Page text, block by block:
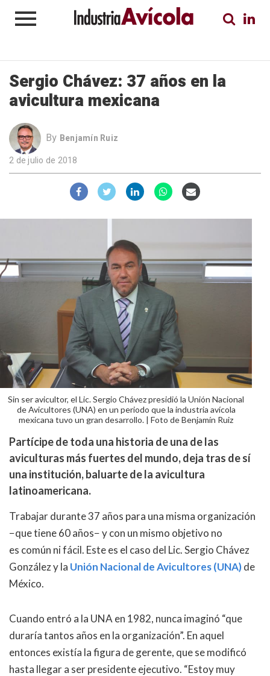
Sergio Chávez: 37 años en la
avicultura mexicana
By Benjamín Ruiz
2 de julio de 2018
Sin ser avicultor, el Lic. Sergio Chávez presidió la Unión Nacional
de Avicultores (UNA) en un periodo que la industria avícola
mexicana tuvo un gran desarrollo. | Foto de Benjamín Ruiz
Partícipe de toda una historia de una de las
aviculturas más fuertes del mundo, deja tras de sí
una institución, baluarte de la avicultura
latinoamericana.
Trabajar durante 37 años para una misma organización
−que tiene 60 años− y con un mismo objetivo no
es común ni fácil. Este es el caso del Lic. Sergio Chávez
González y la Unión Nacional de Avicultores (UNA)de
México.
Cuando entró a la UNA en 1982, nunca imaginó “que
duraría tantos años en la organización”. En aquel
entonces existía la figura de gerente, que se modificó
hasta llegar a ser presidente ejecutivo. “Estoy muy